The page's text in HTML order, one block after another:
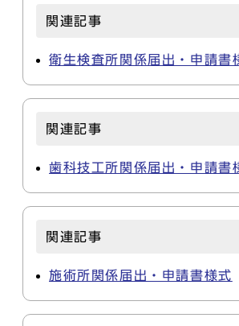
関連記事
衛生検査所関係届出・申請書
関連記事
歯科技工所関係届出・申請書
関連記事
施術所関係届出・申請書様式